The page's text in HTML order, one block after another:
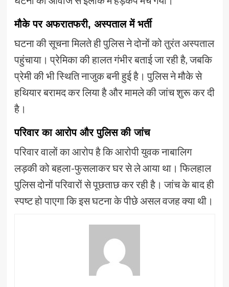
मौके पर अफरातफरी, अस्पताल में भर्ती
घटना की सूचना मिलते ही पुलिस ने दोनों को तुरंत अस्पताल
पहुंचाया। प्रेमिका की हालत गंभीर बताई जा रही है, जबकि
प्रेमी की भी स्थिति नाजुक बनी हुई है। पुलिस ने मौके से
हथियार बरामद कर लिया है और मामले की जांच शुरू कर दी
है।
परिवार का आरोप और पुलिस की जांच
परिवार वालों का आरोप है कि आरोपी युवक नाबालिग
लड़की को बहला-फुसलाकर घर से ले आया था। फिलहाल
पुलिस दोनों परिवारों से पूछताछ कर रही है। जांच के बाद ही
स्पष्ट हो पाएगा कि इस घटना के पीछे असल वजह क्या थी।